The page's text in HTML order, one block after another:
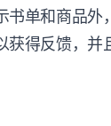
书单和商品
获得反馈，并